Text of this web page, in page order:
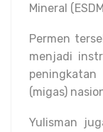
Mineral
Permen
menjadi
(migas)
Yulisman